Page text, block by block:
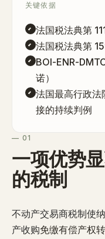
关键依据
法国税法典第
法国税法典第
BOI-ENR-
诺）
法国最高行政法
接的持续判例
— 01
一项优势
的税制
不动产交易商税制使
产收购免缴有偿产权